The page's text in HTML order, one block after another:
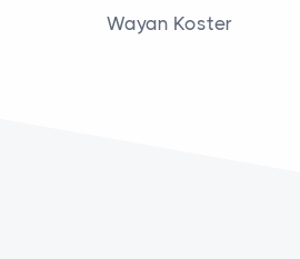
Wayan Koster